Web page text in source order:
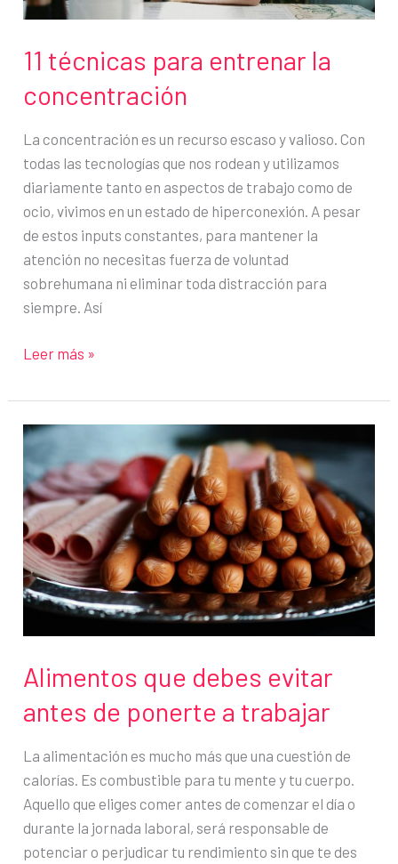
11 técnicas para entrenar la
concentración
La concentración es un recurso escaso y valioso. Con
todas las tecnologías que nos rodean y utilizamos
diariamente tanto en aspectos de trabajo como de
ocio, vivimos en un estado de hiperconexión. A pesar
de estos inputs constantes, para mantener la
atención no necesitas fuerza de voluntad
sobrehumana ni eliminar toda distracción para
siempre. Así
11
para
entrenar
la
concentración
Leer más »
Alimentos que debes evitar
antes de ponerte a trabajar
La alimentación es mucho más que una cuestión de
calorías. Es combustible para tu mente y tu cuerpo.
Aquello que eliges comer antes de comenzar el día o
durante la jornada laboral, será responsable de
potenciar o perjudicar tu rendimiento sin que te des